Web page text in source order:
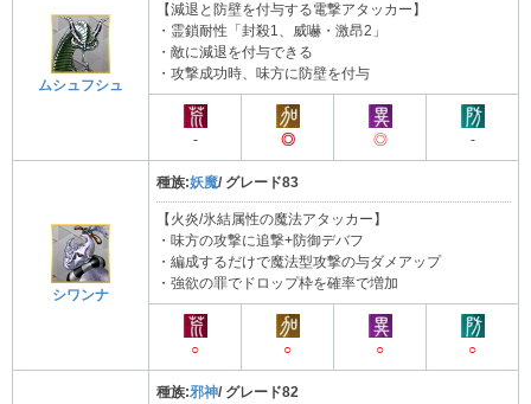
ムシュフシュ
【減退と防壁を付与する電撃アタッカー】
・霊鎖耐性「封殺1、威嚇・激昂2」
・敵に減退を付与できる
・攻撃成功時、味方に防壁を付与
- ◎ ◎ -
シワンナ
種族:妖魔/ グレード83
【火炎/氷結属性の魔法アタッカー】
・味方の攻撃に追撃+防御デバフ
・編成するだけで魔法型攻撃の与ダメアップ
・強欲の罪でドロップ枠を確率で増加
○ ○ ○ ○
種族:邪神/ グレード82